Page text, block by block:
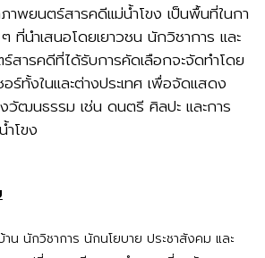
าพยนตร์สารคดีแม่น้ำโขง เป็นพื้นที่ในกา
ที่นำเสนอโดยเยาวชน นักวิชาการ และ
ารคดีที่ได้รับการคัดเลือกจะจัดทําโดย
ร์ทั้งในและต่างประเทศ เพื่อจัดแสดง
วัฒนธรรม เช่น ดนตรี ศิลปะ และการ
โขง
าน นักวิชาการ นักนโยบาย ประชาสังคม และ